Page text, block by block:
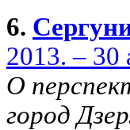
6.
2013. –
О
город